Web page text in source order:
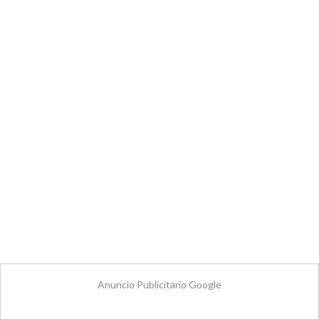
Anuncio Publicitario Google